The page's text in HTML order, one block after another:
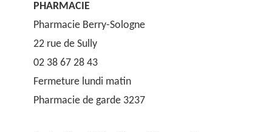
PHARMACIE
Pharmacie Berry-Sologne
22 rue de Sully
02 38 67 28 43
Fermeture lundi matin
Pharmacie de garde 3237